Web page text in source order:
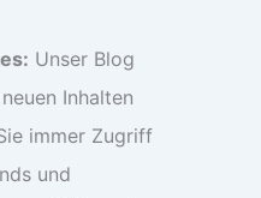
Unser Blog
Inhalten
immer Zugriff
und